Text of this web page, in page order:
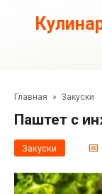
контенту
Главная » Закуски
Паштет с
Закуски